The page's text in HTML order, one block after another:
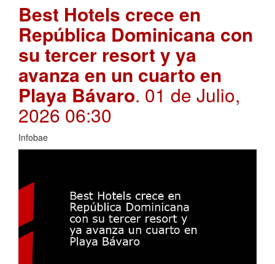
Best Hotels crece en
República Dominicana con
su tercer resort y ya
avanza en un cuarto en
Playa Bávaro. 01 de Julio,
2026 06:30
Infobae